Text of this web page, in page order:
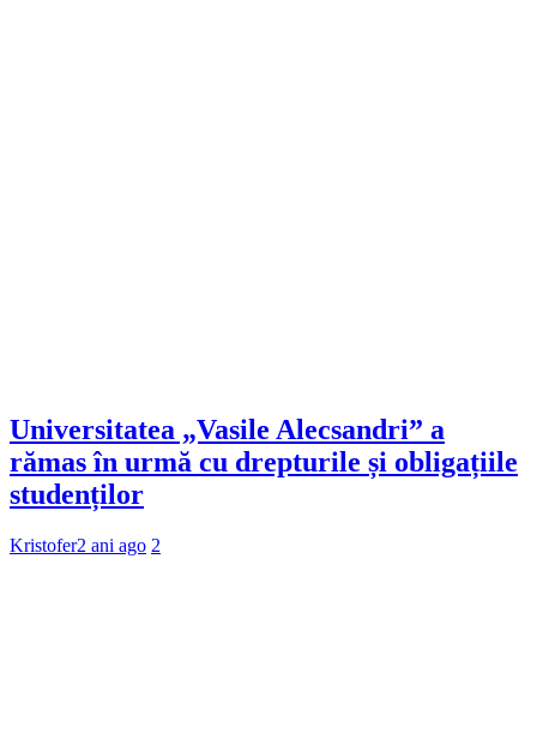
Universitatea „Vasile Alecsandri” a
rămas în urmă cu drepturile și obligațiile
studenților
Kristofer2 ani ago 2